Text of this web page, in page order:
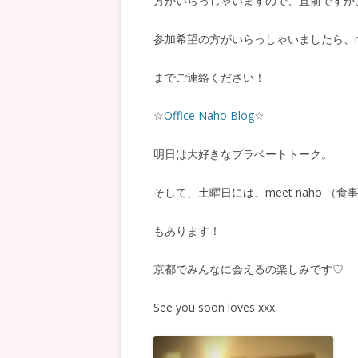
参加希望の方がいらっしゃいましたら
までご連絡ください！
☆Office Naho Blog☆
明日は大好きなプラベートトーク。
そして、土曜日には、meet naho （食事
もあります！
京都でみんなに会えるの楽しみです♡
See you soon loves xxx